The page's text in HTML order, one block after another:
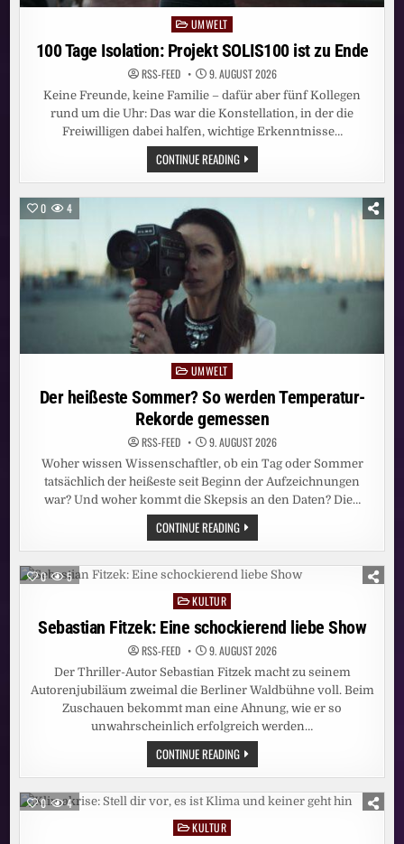
Posted
in
UMWELT
100 Tage Isolation: Projekt SOLIS100 ist zu Ende
RSS-FEED 9. AUGUST 2026
Keine Freunde, keine Familie – dafür aber fünf Kollegen
rund um die Uhr: Das war die Konstellation, in der die
Freiwilligen dabei halfen, wichtige Erkenntnisse…
CONTINUE READING100
TAGE
ISOLATION:
PROJEKT
ENDE
0 4
PostedUMWELT
Der heißeste Sommer? So werden Temperatur-
Rekorde gemessen
RSS-FEED 9. AUGUST 2026
Woher wissen Wissenschaftler, ob ein Tag oder Sommer
tatsächlich der heißeste seit Beginn der Aufzeichnungen
war? Und woher kommt die Skepsis an den Daten? Die…
CONTINUE READINGDER
HEISSESTE S
OMMER? S
O W
ERDEN T
0 5
Posted
in
KULTUR
Sebastian Fitzek: Eine schockierend liebe Show
RSS-FEED 9. AUGUST 2026
Der Thriller-Autor Sebastian Fitzek macht zu seinem
Autorenjubiläum zweimal die Berliner Waldbühne voll. Beim
Zuschauen bekommt man eine Ahnung, wie er so
unwahrscheinlich erfolgreich werden…
CONTINUE READINGSEBASTIAN
FITZEK:
EINE
SCHOCKIEREND
LIEBE
0 4
PostedKULTUR